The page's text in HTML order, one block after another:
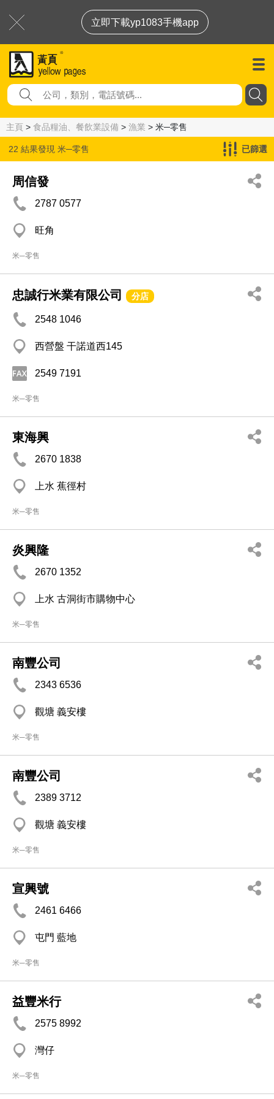
立即下載yp1083手機app
主頁 > 食品糧油、餐飲業設備 > 漁業 > 米─零售
22 結果發現 米─零售 已篩選
周信發
2787 0577
旺角
米─零售
忠誠行米業有限公司 分店
2548 1046
西營盤 干諾道西145
2549 7191
米─零售
東海興
2670 1838
上水 蕉徑村
米─零售
炎興隆
2670 1352
上水 古洞街市購物中心
米─零售
南豐公司
2343 6536
觀塘 義安樓
米─零售
南豐公司
2389 3712
觀塘 義安樓
米─零售
宣興號
2461 6466
屯門 藍地
米─零售
益豐米行
2575 8992
灣仔
米─零售